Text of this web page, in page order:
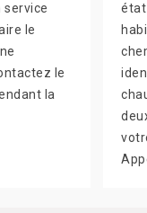
service
le
le
la
état